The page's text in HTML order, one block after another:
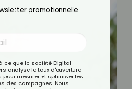
promotionnelle
ce que la société Digital
analyse le taux d'ouverture
pour mesurer et optimiser les
des campagnes. Nous